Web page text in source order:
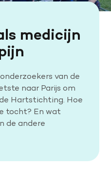
medicijn
van de
naar Parijs om
Hartstichting. Hoe
tocht? En wat
de andere